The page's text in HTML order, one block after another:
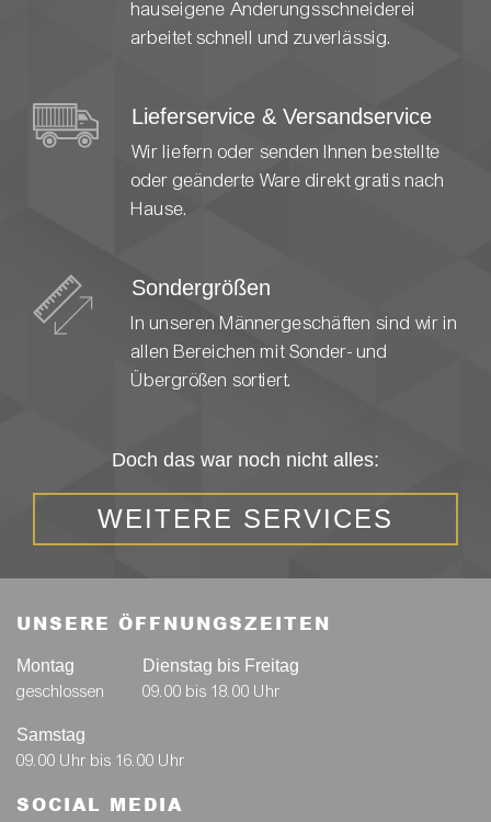
hauseigene Änderungsschneiderei
arbeitet schnell und zuverlässig.
Lieferservice & Versandservice
Wir liefern oder senden Ihnen bestellte
oder geänderte Ware direkt gratis nach
Hause.
Sondergrößen
In unseren Männergeschäften sind wir in
allen Bereichen mit Sonder- und
Übergrößen sortiert.
Doch das war noch nicht alles:
WEITERE SERVICES
UNSERE ÖFFNUNGSZEITEN
Montag
geschlossen
Dienstag bis Freitag
09.00 bis 18.00 Uhr
Samstag
09.00 Uhr bis 16.00 Uhr
SOCIAL MEDIA